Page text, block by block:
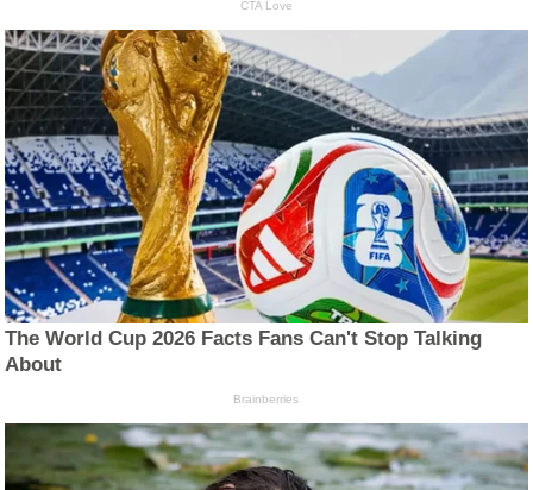
CTA Love
The World Cup 2026 Facts Fans Can't Stop Talking
About
Brainberries